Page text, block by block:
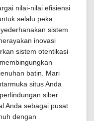
nilai-nilai efisiensi
selalu peka
sistem
inovasi
sistem otentikasi
batin. Mari
situs Anda
siber
Anda sebagai pusat
dengan